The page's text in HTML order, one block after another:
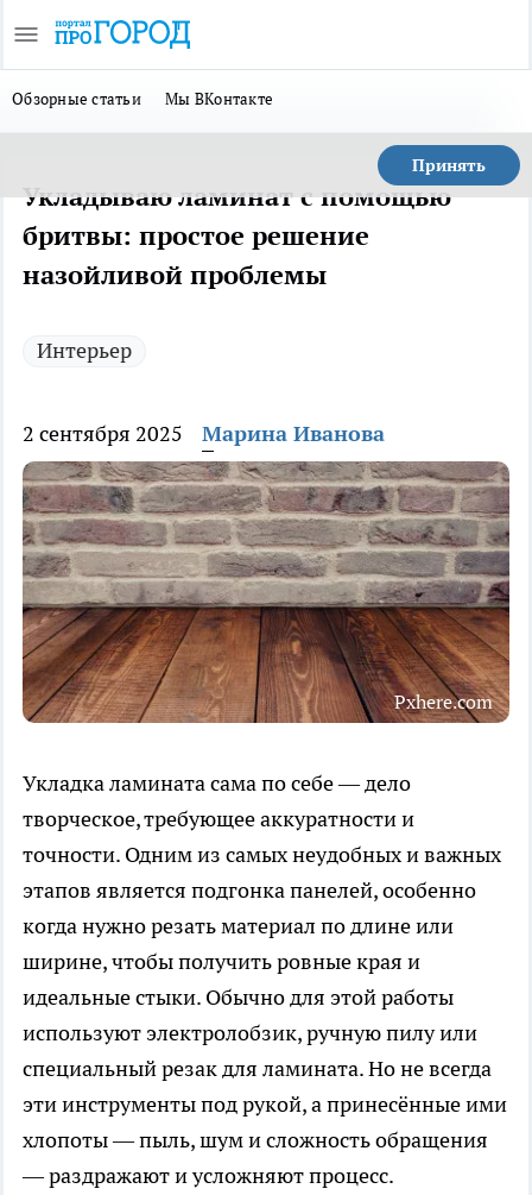
Обзорные статьи Мы ВКонтакте
Принять
Укладываю ламинат с помощью
бритвы: простое решение
назойливой проблемы
Интерьер
2 сентября 2025 Марина Иванова
Pxhere.com
Укладка ламината сама по себе — дело
творческое, требующее аккуратности и
точности. Одним из самых неудобных и важных
этапов является подгонка панелей, особенно
когда нужно резать материал по длине или
ширине, чтобы получить ровные края и
идеальные стыки. Обычно для этой работы
используют электролобзик, ручную пилу или
специальный резак для ламината. Но не всегда
эти инструменты под рукой, а принесённые ими
хлопоты — пыль, шум и сложность обращения
— раздражают и усложняют процесс.